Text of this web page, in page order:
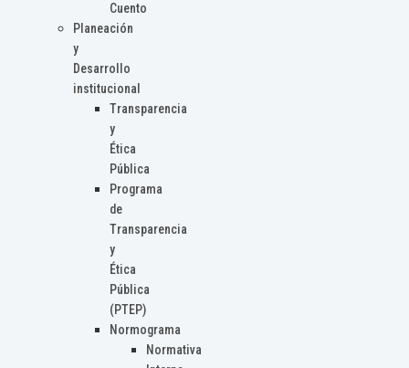
Cuento
Planeación
y
Desarrollo
institucional
Transparencia
y
Ética
Pública
Programa
de
Transparencia
y
Ética
Pública
(PTEP)
Normograma
Normativa